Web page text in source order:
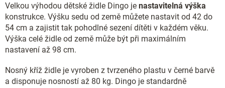
Velkou výhodou dětské židle Dingo je nastavitelná výška
konstrukce. Výšku sedu od země můžete nastavit od 42 do
54 cm a zajistit tak pohodlné sezení dítěti v každém věku.
Výška celé židle od země může být při maximálním
nastavení až 98 cm.
Nosný kříž židle je vyroben z tvrzeného plastu v černé barvě
a disponuje nosností až 80 kg. Dingo je standardně